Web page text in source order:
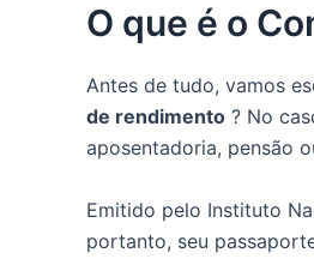
O que é o
Antes de tudo, vamos
de rendimento ? No
aposentadoria, pensão
Emitido pelo Instituto
portanto, seu